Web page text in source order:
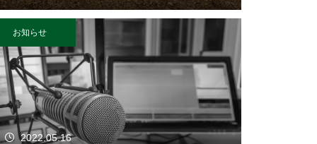
お知らせ
2022.05.16